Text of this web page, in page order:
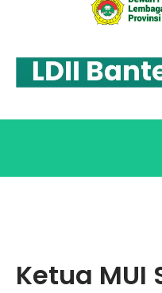
Ketua MUI